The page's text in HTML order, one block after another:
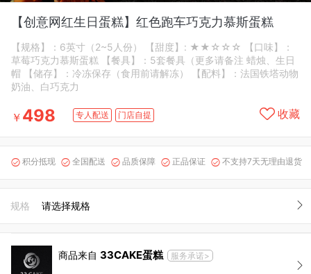
【创意网红生日蛋糕】红色跑车巧克力慕斯蛋糕
【规格】：6英寸（2~5人份） 【甜度】: ★★☆☆☆ 【口味】：
草莓巧克力慕斯蛋糕 【餐具】：5套餐具（更多请备注 蜡烛、生日
帽 【储存】：冷冻保存（食用前请解冻） 【配料】：法国铁塔动物
奶油、白巧克力
￥ 498 专人配送 门店自提 收藏
 积分抵现  全国配送  品质保障  正品保证  不支持7天无理由退货
规格 请选择规格
商品来自 33CAKE蛋糕 服务承诺>